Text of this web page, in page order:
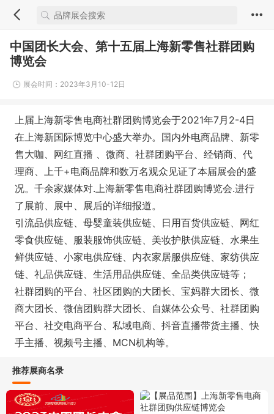
中国团长大会、第十五届上海新零售社群团购
博览会
展会时间：2023年3月10-12日
上届上海新零售电商社群团购博览会于2021年7月2-4日
在上海新国际博览中心盛大举办。国内外电商品牌、新零
售大咖、网红直播 、微商、社群团购平台、经销商、代
理商、上千+电商品牌和数万名观众见证了本届展会的盛
况。千余家媒体对.上海新零售电商社群团购博览会.进行
了展前、展中、展后的详细报道。
引流品供应链、母婴童装供应链、日用百货供应链、网红
零食供应链、服装服饰供应链、美妆护肤供应链、水果生
鲜供应链、小家电供应链、内衣家居服供应链、家纺供应
链、礼品供应链、生活用品供应链、全品类供应链等；
社群团购的平台、社区团购的大团长、宝妈群大团长、微
商大团长、微信团购群大团长、自媒体公众号、社群团购
平台、社交电商平台、私域电商、抖音直播带货主播、快
手主播、视频号主播、MCN机构等。
推荐展商名录